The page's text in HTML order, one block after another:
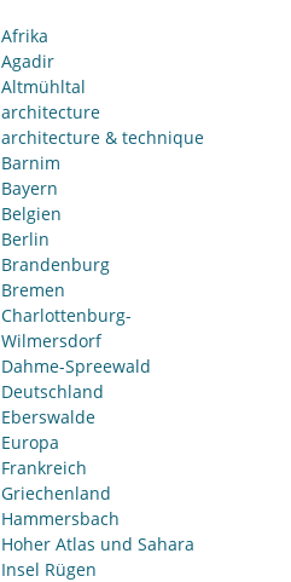
Afrika
Agadir
Altmühltal
architecture
architecture & technique
Barnim
Bayern
Belgien
Berlin
Brandenburg
Bremen
Charlottenburg-
Wilmersdorf
Dahme-Spreewald
Deutschland
Eberswalde
Europa
Frankreich
Griechenland
Hammersbach
Hoher Atlas und Sahara
Insel Rügen